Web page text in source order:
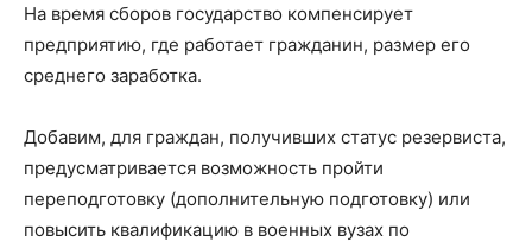
На время сборов государство компенсирует
предприятию, где работает гражданин, размер его
среднего заработка.
Добавим, для граждан, получивших статус резервиста,
предусматривается возможность пройти
переподготовку (дополнительную подготовку) или
повысить квалификацию в военных вузах по